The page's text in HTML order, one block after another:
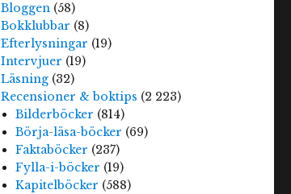
Bloggen (58)
Bokklubbar (8)
Efterlysningar (19)
Intervjuer (19)
Läsning (32)
Recensioner & boktips (2 223)
Bilderböcker (814)
Börja-läsa-böcker (69)
Faktaböcker (237)
Fylla-i-böcker (19)
Kapitelböcker (588)